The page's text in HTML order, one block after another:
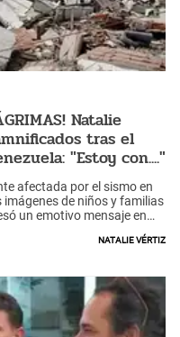
Natalie
tras el
"Estoy con...."
afectada por el sismo en
de niños y familias
un emotivo mensaje en
Natalie Vértiz